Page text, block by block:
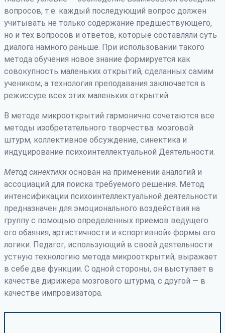
вопросов, т.е. каждый последующий вопрос должен
учитывать не только содержание предшествующего,
но и тех вопросов и ответов, которые составляли суть
диалога намного раньше. При использовании такого
метода обучения новое знание формируется как
совокупность маленьких открытий, сделанных самим
учеником, а технология преподавания заключается в
режиссуре всех этих маленьких открытий.
В методе микрооткрытий гармонично сочетаются все
методы изобретательного творчества: мозговой
штурм, коллективное обсуждение, синектика и
индуцирование психоинтеллектуальной Деятельности.
Метод синектики основан на применении аналогий и
ассоциаций для поиска требуемого решения. Метод
интенсификации психоинтеллектуальной деятельности
предназначен для эмоционального воздействия на
группу с помощью определенных приемов ведущего:
его обаяния, артистичности и «спортивной» формы его
логики. Педагог, использующий в своей деятельности
устную технологию метода микрооткрытий, выражает
в себе две функции. С одной стороны, он выступает в
качестве дирижера мозгового штурма, с другой — в
качестве импровизатора.